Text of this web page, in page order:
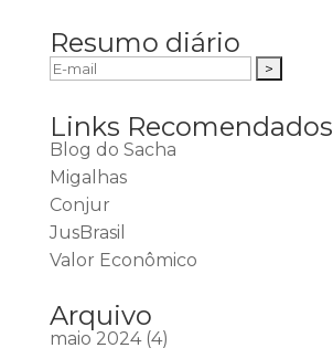
Resumo diário
Links Recomendados
Blog do Sacha
Migalhas
Conjur
JusBrasil
Valor Econômico
Arquivo
maio 2024(4)